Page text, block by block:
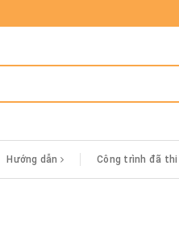
Hướng dẫn Công trình đã thi